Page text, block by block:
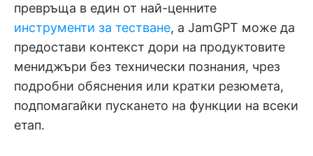
превръща в един от най-ценните
инструменти за тестване, а JamGPT може да
предостави контекст дори на продуктовите
мениджъри без технически познания, чрез
подробни обяснения или кратки резюмета,
подпомагайки пускането на функции на всеки
етап.